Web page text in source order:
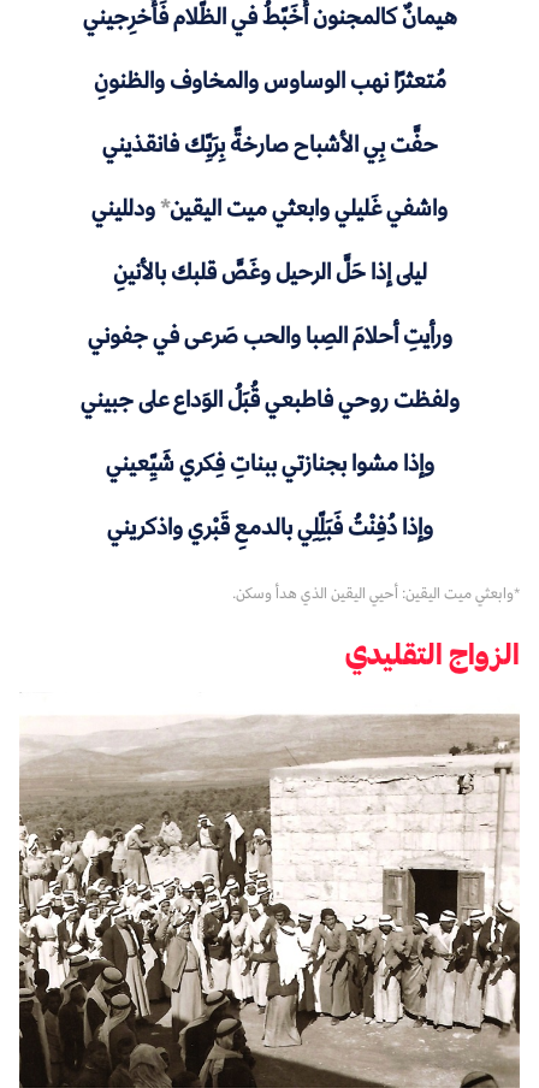
هيمانٌ كالمجنون أُخَبّطُ في الظّلام فَأَخرِجيني
مُتعثرًا نهب الوساوس والمخاوف والظنونِ
حفَّت بِي الأشباح صارخةً بِرَبِّك فانقذيني
واشفي غَليلي وابعثي ميت اليقين*ودلليني
ليلى إذا حَلَّ الرحيل وغَصَّ قلبك بالأنينِ
ورأيتِ أحلامَ الصِبا والحب صَرعى في جفوني
ولفظت روحي فاطبعي قُبَلُ الوَداع على جبيني
وإذا مشوا بجنازتي ببناتِ فِكري شَيِّعيني
وإذا دُفِنْتُ فَبَلِّلِي بالدمعِ قَبْري واذكريني
*وابعثي ميت اليقين: أحيي اليقين الذي هدأ وسكن.
الزواج التقليدي